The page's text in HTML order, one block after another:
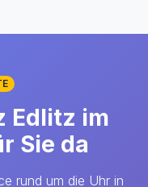
Edlitz im
Sie da
rund um die Uhr in